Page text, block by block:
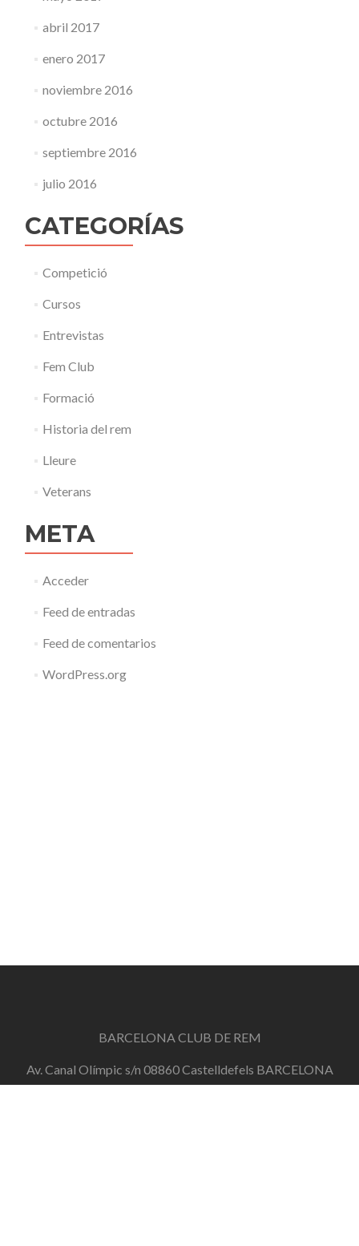
abril 2017
enero 2017
noviembre 2016
octubre 2016
septiembre 2016
julio 2016
CATEGORÍAS
Competició
Cursos
Entrevistas
Fem Club
Formació
Historia del rem
Lleure
Veterans
META
Acceder
Feed de entradas
Feed de comentarios
WordPress.org
BARCELONA CLUB DE REM
Av. Canal Olímpic s/n 08860 Castelldefels BARCELONA